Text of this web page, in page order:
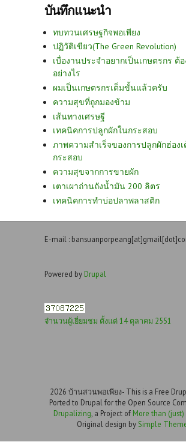
บันทึกแนะนำ
ทบทวนเศรษฐกิจพอเพียง
ปฏิวัติเขียว(The Green Revolution)
เบื่องานประจำอยากเป็นเกษตรกร ต้
อย่างไร
ผมเป็นเกษตรกรเต็มขั้นแล้วครับ
ความสุขที่ถูกมองข้าม
เส้นทางเศรษฐี
เทคนิคการปลูกผักในกระสอบ
ภาพความสำเร็จของการปลูกผักฮ่อง
กระสอบ
ความสุขจากการขายผัก
เตาเผาถ่านถังน้ำมัน 200 ลิตร
เทคนิคการทำบ่อปลาพลาสติก
E-mail :
Powered by Drupal
จำนวนผู้เยี่ยมชม ตั้งแต่ 14 ตุลาคม 2551
2026 บ้านสวนพอเพียง- This is a Free
Ported to Drupal for the Open Source
Drupalizing , a Project of More than
Original design by Simple